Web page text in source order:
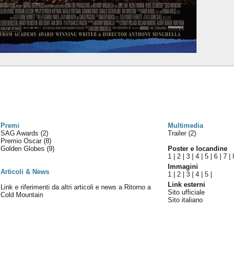
Premi Multimedia
SAG Awards(2)
Premio Oscar(8)
Golden Globes(9)
Articoli & News
Link e riferimenti da altri articoli e news a Ritorno a
Cold Mountain
Trailer (2)
Poster e locandine
1 |2 |3 |4 |5 |6 |7 |
Immagini
1 |2 |3 |4 |5
Link esterni
Sito ufficiale
Sito italiano